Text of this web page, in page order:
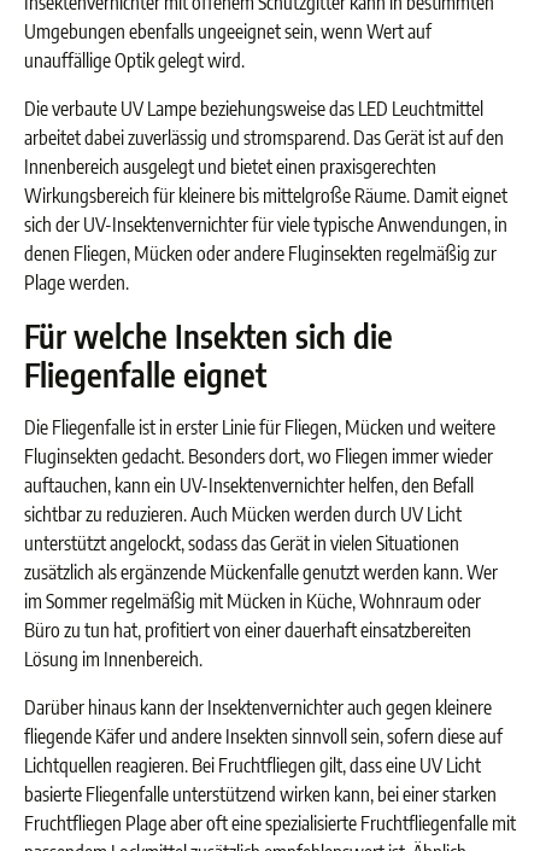
Umgebungen ebenfalls ungeeignet sein, wenn Wert auf
unauffällige Optik gelegt wird.
Die verbaute UV Lampe beziehungsweise das LED Leuchtmittel
arbeitet dabei zuverlässig und stromsparend. Das Gerät ist auf den
Innenbereich ausgelegt und bietet einen praxisgerechten
Wirkungsbereich für kleinere bis mittelgroße Räume. Damit eignet
sich der UV-Insektenvernichter für viele typische Anwendungen, in
denen Fliegen, Mücken oder andere Fluginsekten regelmäßig zur
Plage werden.
Für welche Insekten sich die
Fliegenfalle eignet
Die Fliegenfalle ist in erster Linie für Fliegen, Mücken und weitere
Fluginsekten gedacht. Besonders dort, wo Fliegen immer wieder
auftauchen, kann ein UV-Insektenvernichter helfen, den Befall
sichtbar zu reduzieren. Auch Mücken werden durch UV Licht
unterstützt angelockt, sodass das Gerät in vielen Situationen
zusätzlich als ergänzende Mückenfalle genutzt werden kann. Wer
im Sommer regelmäßig mit Mücken in Küche, Wohnraum oder
Büro zu tun hat, profitiert von einer dauerhaft einsatzbereiten
Lösung im Innenbereich.
Darüber hinaus kann der Insektenvernichter auch gegen kleinere
fliegende Käfer und andere Insekten sinnvoll sein, sofern diese auf
Lichtquellen reagieren. Bei Fruchtfliegen gilt, dass eine UV Licht
basierte Fliegenfalle unterstützend wirken kann, bei einer starken
Fruchtfliegen Plage aber oft eine spezialisierte Fruchtfliegenfalle mit